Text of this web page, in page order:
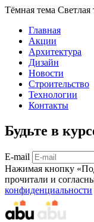
Тёмная тема Светлая
Главная
Акции
Архитектура
Дизайн
Новости
Строительство
Технологии
Контакты
Будьте в
E-mail
Нажимая кнопку
прочитали и
конфиденциальности